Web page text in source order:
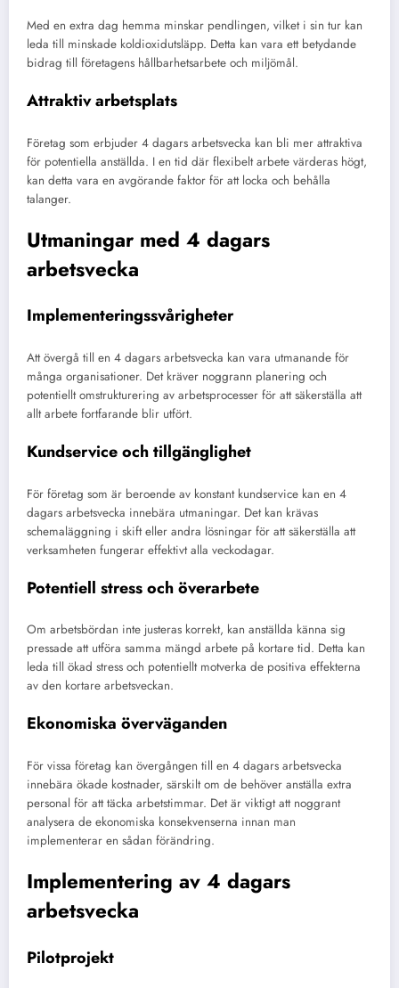
Med en extra dag hemma minskar pendlingen, vilket i sin tur kan
leda till minskade koldioxidutsläpp. Detta kan vara ett betydande
bidrag till företagens hållbarhetsarbete och miljömål.
Attraktiv arbetsplats
Företag som erbjuder 4 dagars arbetsvecka kan bli mer attraktiva
för potentiella anställda. I en tid där flexibelt arbete värderas högt,
kan detta vara en avgörande faktor för att locka och behålla
talanger.
Utmaningar med 4 dagars
arbetsvecka
Implementeringssvårigheter
Att övergå till en 4 dagars arbetsvecka kan vara utmanande för
många organisationer. Det kräver noggrann planering och
potentiellt omstrukturering av arbetsprocesser för att säkerställa att
allt arbete fortfarande blir utfört.
Kundservice och tillgänglighet
För företag som är beroende av konstant kundservice kan en 4
dagars arbetsvecka innebära utmaningar. Det kan krävas
schemaläggning i skift eller andra lösningar för att säkerställa att
verksamheten fungerar effektivt alla veckodagar.
Potentiell stress och överarbete
Om arbetsbördan inte justeras korrekt, kan anställda känna sig
pressade att utföra samma mängd arbete på kortare tid. Detta kan
leda till ökad stress och potentiellt motverka de positiva effekterna
av den kortare arbetsveckan.
Ekonomiska överväganden
För vissa företag kan övergången till en 4 dagars arbetsvecka
innebära ökade kostnader, särskilt om de behöver anställa extra
personal för att täcka arbetstimmar. Det är viktigt att noggrant
analysera de ekonomiska konsekvenserna innan man
implementerar en sådan förändring.
Implementering av 4 dagars
arbetsvecka
Pilotprojekt